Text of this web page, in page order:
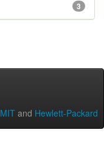
3
MIT and Hewlett-Packard